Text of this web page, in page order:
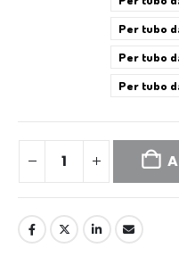
Per tubo
Per tubo
Per tubo